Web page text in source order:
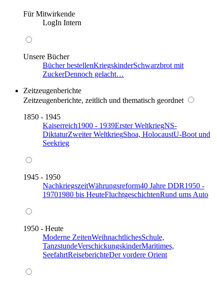
Für Mitwirkende
LogIn Intern
Unsere Bücher
Bücher bestellenKriegskinderSchwarzbrot mit
ZuckerDennoch gelacht…
Zeitzeugenberichte
Zeitzeugenberichte, zeitlich und thematisch geordnet
1850 - 1945
Kaiserreich1900 - 1939Erster WeltkriegNS-
DiktaturZweiter WeltkriegShoa, HolocaustU-Boot und
Seekrieg
1945 - 1950
NachkriegszeitWährungsreform40 Jahre DDR1950 -
19701980 bis HeuteFluchtgeschichtenRund ums Auto
1950 - Heute
Moderne ZeitenWeihnachtlichesSchule,
TanzstundeVerschickungskinderMaritimes,
SeefahrtReiseberichteDer vordere Orient